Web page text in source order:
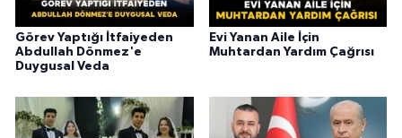
Görev Yaptığı İtfaiyeden
Abdullah Dönmez'e
Duygusal Veda
Evi Yanan Aile İçin
Muhtardan Yardım Çağrısı